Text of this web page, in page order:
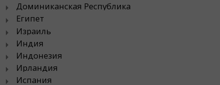
Доминиканская Республика
Египет
Израиль
Индия
Индонезия
Ирландия
Испания